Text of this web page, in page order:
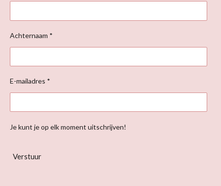
Achternaam *
E-mailadres *
Je kunt je op elk moment uitschrijven!
Verstuur